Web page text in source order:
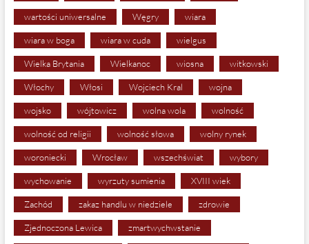
wartości uniwersalne Węgry wiara
wiara w boga wiara w cuda wielgus
Wielka Brytania Wielkanoc wiosna witkowski
Włochy Włosi Wojciech Kral wojna
wojsko wójtowicz wolna wola wolność
wolność od religii wolność słowa wolny rynek
woroniecki Wrocław wszechświat wybory
wychowanie wyrzuty sumienia XVIII wiek
Zachód zakaz handlu w niedziele zdrowie
Zjednoczona Lewica zmartwychwstanie